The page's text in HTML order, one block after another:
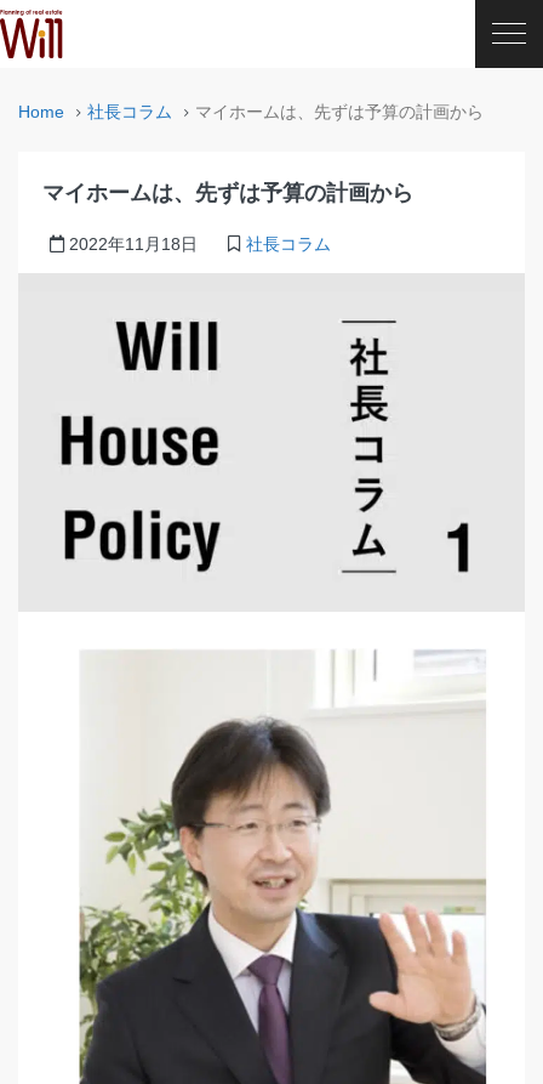
Home 社長コラム マイホームは、先ずは予算の計画から
マイホームは、先ずは予算の計画から
2022年11月18日 社長コラム